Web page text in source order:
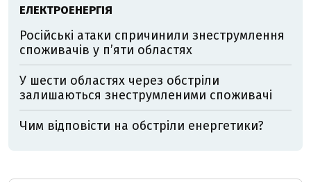
ЕЛЕКТРОЕНЕРГІЯ
Російські атаки спричинили знеструмлення
споживачів у п’яти областях
У шести областях через обстріли
залишаються знеструмленими споживачі
Чим відповісти на обстріли енергетики?